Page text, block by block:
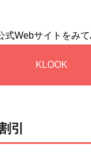
式Webサイトをみて
KLOOK
引